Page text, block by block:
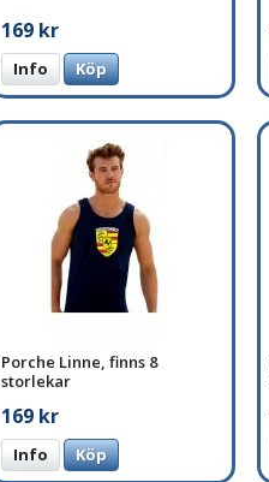
169 kr
Info Köp
Porche Linne, finns 8
storlekar
169 kr
Info Köp